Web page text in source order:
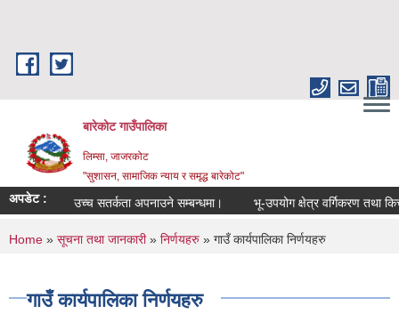
बारेकोट गाउँपालिका
लिम्सा, जाजरकोट
"सुशासन, सामाजिक न्याय र समृद्ध बारेकोट"
अपडेट : उच्च सतर्कता अपनाउने सम्बन्धमा। भू-उपयोग क्षेत्र वर्गिकरण तथा
You are here
Home » सूचना तथा जानकारी» निर्णयहरु » गाउँ कार्यपालिका निर्णयहरु
गाउँ कार्यपालिका निर्णयहरु